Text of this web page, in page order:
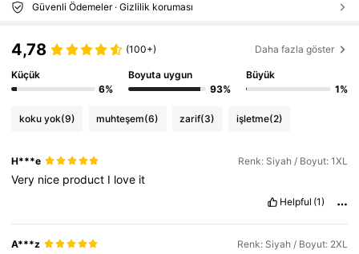
Güvenli Ödemeler · Gizlilik koruması
4,78 (100+) Daha fazla göster
Küçük
6%
Boyuta uygun
93%
Büyük
1%
koku yok(9) muhteşem(6) zarif(3) işletme(2)
H***e Renk: Siyah / Boyut: 1XL
Very nice product I love it
Helpful (1)
A***z Renk: Siyah / Boyut: 2XL